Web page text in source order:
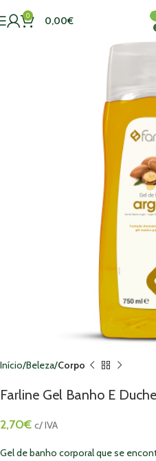
0 0,00€
Início Beleza Corpo
Farline Gel Banho E
2,70€ c/ IVA
Gel de banho corporal que se